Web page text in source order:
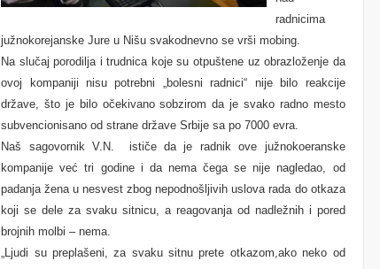
radnicima
južnokorejanske Jure u Nišu svakodnevno se vrši mobing.
Na slučaj porodilјa i trudnica koje su otpuštene uz obrazloženje da
ovoj kompaniji nisu potrebni „bolesni radnici“ nije bilo reakcije
države, što je bilo očekivano sobzirom da je svako radno mesto
subvencionisano od strane države Srbije sa po 7000 evra.
Naš sagovornik V.N. ističe da je radnik ove južnokoeranske
kompanije već tri godine i da nema čega se nije nagledao, od
padanja žena u nesvest zbog nepodnošlјivih uslova rada do otkaza
koji se dele za svaku sitnicu, a reagovanja od nadležnih i pored
brojnih molbi – nema.
„Ljudi su preplašeni, za svaku sitnu prete otkazom,ako neko od